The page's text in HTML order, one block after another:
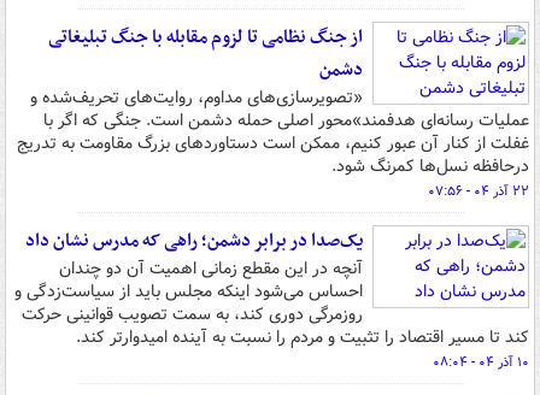
از جنگ نظامی تا لزوم مقابله با جنگ تبلیغاتی
دشمن
«تصویرسازی‌های مداوم، روایت‌های تحریف‌شده و
عملیات رسانه‌ای هدفمند»محور اصلی حمله دشمن است. جنگی که اگر با
غفلت از کنار آن عبور کنیم، ممکن است دستاوردهای بزرگ مقاومت به تدریج
درحافظه نسل‌ها کمرنگ شود.
۲۲ آذر ۰۴ - ۰۷:۵۶
یک‌صدا در برابر دشمن؛ راهی که مدرس نشان داد
آنچه در این مقطع زمانی اهمیت آن دو چندان
احساس می‌شود اینکه مجلس باید از سیاست‌زدگی و
روزمرگی دوری کند، به سمت تصویب قوانینی حرکت
کند تا مسیر اقتصاد را تثبیت و مردم را نسبت به آینده امیدوارتر کند.
۱۰ آذر ۰۴ - ۰۸:۰۴